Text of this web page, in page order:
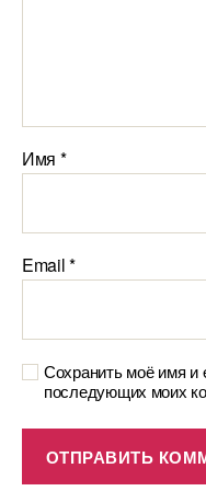
Имя *
Email*
Сохранить моё имя и
последующих моих